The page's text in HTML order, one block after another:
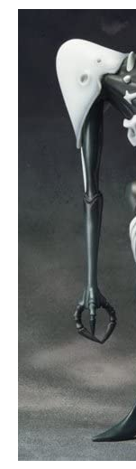
ITの今と未来を見
スマホと通信の
進化するPCとデ
好きが集まる 比
ビジネスと働き
AI活用のいまが分
経営リーダーのコ
マーケ×ITの今がよ
ITエンジニア向け
企業向けIT製品の